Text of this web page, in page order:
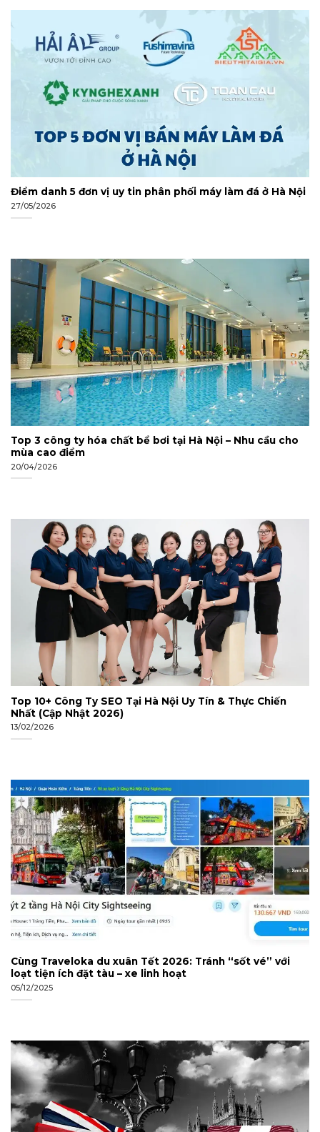
Điểm danh 5 đơn vị uy tin phân phối máy làm đá ở Hà Nội
27/05/2026
Top 3 công ty hóa chất bể bơi tại Hà Nội – Nhu cầu cho
mùa cao điểm
20/04/2026
Top 10+ Công Ty SEO Tại Hà Nội Uy Tín & Thực Chiến
Nhất (Cập Nhật 2026)
13/02/2026
Cùng Traveloka du xuân Tết 2026: Tránh “sốt vé” với
loạt tiện ích đặt tàu – xe linh hoạt
05/12/2025